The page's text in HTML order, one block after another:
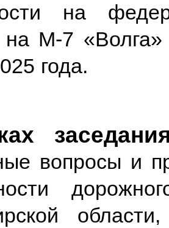
на
на М-7
года.
вопросы и